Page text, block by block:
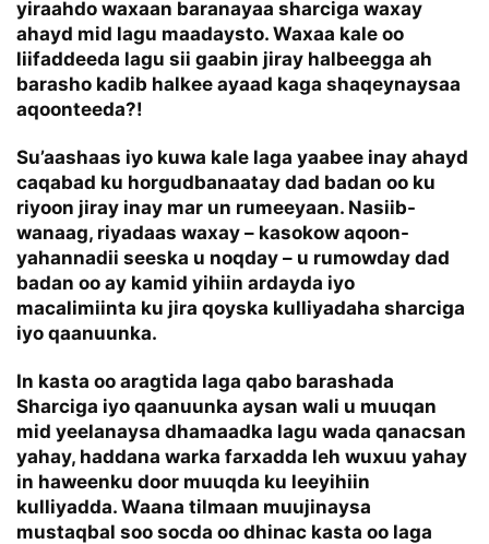
yiraahdo waxaan baranayaa sharciga waxay
ahayd mid lagu maadaysto. Waxaa kale oo
liifaddeeda lagu sii gaabin jiray halbeegga ah
barasho kadib halkee ayaad kaga shaqeynaysaa
aqoonteeda?!
Su’aashaas iyo kuwa kale laga yaabee inay ahayd
caqabad ku horgudbanaatay dad badan oo ku
riyoon jiray inay mar un rumeeyaan. Nasiib-
wanaag, riyadaas waxay – kasokow aqoon-
yahannadii seeska u noqday – u rumowday dad
badan oo ay kamid yihiin ardayda iyo
macalimiinta ku jira qoyska kulliyadaha sharciga
iyo qaanuunka.
In kasta oo aragtida laga qabo barashada
Sharciga iyo qaanuunka aysan wali u muuqan
mid yeelanaysa dhamaadka lagu wada qanacsan
yahay, haddana warka farxadda leh wuxuu yahay
in haweenku door muuqda ku leeyihiin
kulliyadda. Waana tilmaan muujinaysa
mustaqbal soo socda oo dhinac kasta oo laga